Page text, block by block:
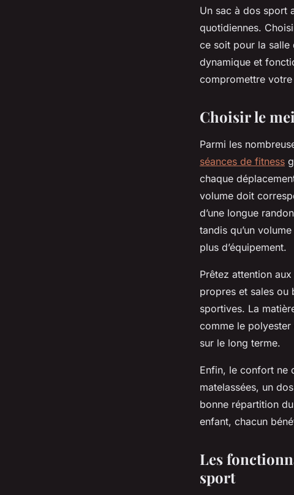
Le sac à dos sport :
fonctionnalité !
Un sac à dos sport
quotidiennes.
ce soit pour la salle
dynamique et
compromettre votre
Choisir le
Parmi les
séances de fitness
chaque
volume doit
d’une longue
tandis qu’un
plus d’équipement.
Prêtez attention
propres et sales ou
sportives. La
comme le
sur le long terme.
Enfin, le confort ne
matelassées, un
bonne répartition
enfant, chacun
Les
sport